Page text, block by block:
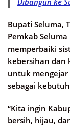
Bupati Seluma,
Pemkab
memperbaiki
kebersihan dan
untuk mengejar
sebagai
“Kita ingin
bersih, hijau,